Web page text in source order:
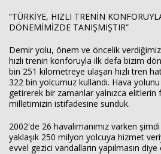
“TÜRKİYE, HIZLI TRENİN
DÖNEMİMİZDE TANIŞMIŞTIR”
Demir yolu, önem ve öncelik
hızlı trenin konforuyla ilk defa bizim
bin 251 kilometreye ulaşan hızlı tren
322 bin yolcumuz kullandı. Hava
getirerek bir zamanlar yalnızca elitlerin
milletimizin istifadesine sunduk.
2002'de 26 havalimanımız varken şimdi
yaklaşık 250 milyon yolcuya hizmet
evvel gezici vandalların yapılmasın diye